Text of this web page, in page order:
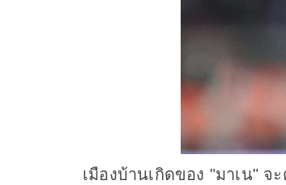
เมืองบ้านเกิดของ "มาเน"